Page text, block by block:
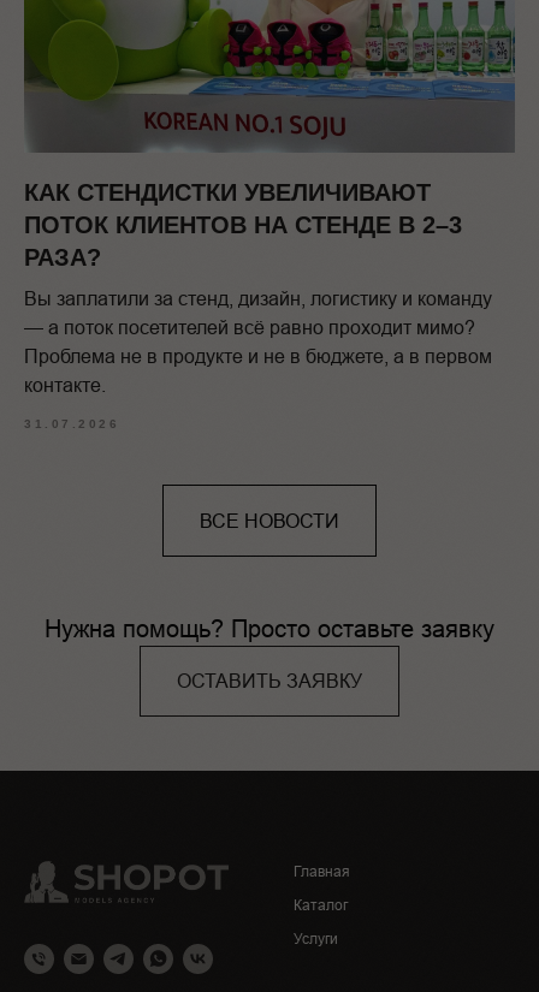
КАК СТЕНДИСТКИ УВЕЛИЧИВАЮТ
ПОТОК КЛИЕНТОВ НА СТЕНДЕ В 2–3
РАЗА?
Вы заплатили за стенд, дизайн, логистику и команду
— а поток посетителей всё равно проходит мимо?
Проблема не в продукте и не в бюджете, а в первом
контакте.
31.07.2026
ВСЕ НОВОСТИ
Нужна помощь? Просто оставьте заявку
ОСТАВИТЬ ЗАЯВКУ
Главная
Каталог
Услуги